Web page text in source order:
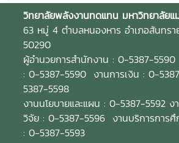
วิทยาลัยพลังงานทดแทน มหาวิทยาลัยแ
63 หมู่ 4 ตำบลหนองหาร อำเภอสันทรา
50290
ผู้อำนวยการสำนักงาน : 0-5387-
: 0-5387-5590 งานการเงิน : 0-
5387-5598
งานนโยบายและแผน : 0-5387-5592 ง
วิจัย : 0-5387-5596 งานบริการการศึ
: 0-5387-5593